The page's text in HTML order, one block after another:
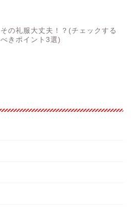
その礼服大丈夫！？(チェックする
べきポイント3選)